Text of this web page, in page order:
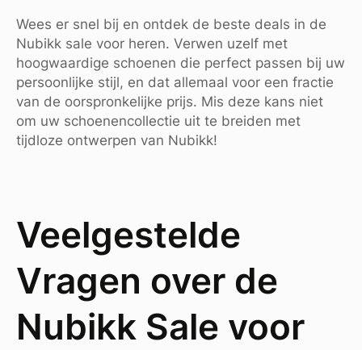
Wees er snel bij en ontdek de beste deals in de
Nubikk sale voor heren. Verwen uzelf met
hoogwaardige schoenen die perfect passen bij uw
persoonlijke stijl, en dat allemaal voor een fractie
van de oorspronkelijke prijs. Mis deze kans niet
om uw schoenencollectie uit te breiden met
tijdloze ontwerpen van Nubikk!
Veelgestelde
Vragen over de
Nubikk Sale voor